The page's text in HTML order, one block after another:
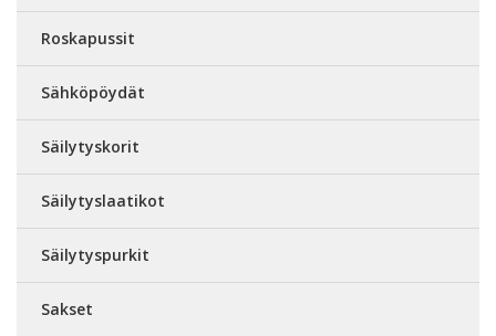
Roskapussit
Sähköpöydät
Säilytyskorit
Säilytyslaatikot
Säilytyspurkit
Sakset